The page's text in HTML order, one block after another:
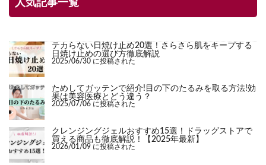
人気記事一覧
テカらない日焼け止め20選！さらさら肌をキープする
日焼け止めの選び方徹底解説
2025/06/30 に投稿された
ためしてガッテンで紹介!目の下のたるみを取る方法!効
果は美容医療とどう違う？
2025/07/06 に投稿された
クレンジングジェルおすすめ15選！ドラッグストアで
買える商品も徹底解説！【2025年最新】
2026/01/09 に投稿された